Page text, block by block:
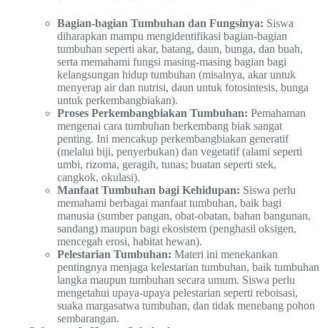
Bagian-bagian Tumbuhan dan Fungsinya: Siswa
diharapkan mampu mengidentifikasi bagian-bagian
tumbuhan seperti akar, batang, daun, bunga, dan buah,
serta memahami fungsi masing-masing bagian bagi
kelangsungan hidup tumbuhan (misalnya, akar untuk
menyerap air dan nutrisi, daun untuk fotosintesis, bunga
untuk perkembangbiakan).
Proses Perkembangbiakan Tumbuhan: Pemahaman
mengenai cara tumbuhan berkembang biak sangat
penting. Ini mencakup perkembangbiakan generatif
(melalui biji, penyerbukan) dan vegetatif (alami seperti
umbi, rizoma, geragih, tunas; buatan seperti stek,
cangkok, okulasi).
Manfaat Tumbuhan bagi Kehidupan: Siswa perlu
memahami berbagai manfaat tumbuhan, baik bagi
manusia (sumber pangan, obat-obatan, bahan bangunan,
sandang) maupun bagi ekosistem (penghasil oksigen,
mencegah erosi, habitat hewan).
Pelestarian Tumbuhan: Materi ini menekankan
pentingnya menjaga kelestarian tumbuhan, baik tumbuhan
langka maupun tumbuhan secara umum. Siswa perlu
mengetahui upaya-upaya pelestarian seperti reboisasi,
suaka margasatwa tumbuhan, dan tidak menebang pohon
sembarangan.